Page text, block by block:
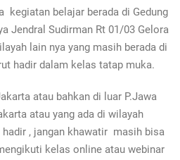
kegiatan belajar berada di Gedung
Jendral Sudirman Rt 01/03 Gelora
lain nya yang masih berada di
hadir dalam kelas tatap muka.
atau bahkan di luar P.Jawa
atau yang ada di wilayah
, jangan khawatir masih bisa
kelas online atau webinar